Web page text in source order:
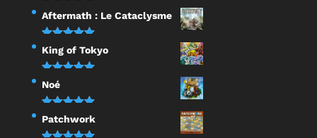
Note5.00
sur 5
Aftermath : Le Cataclysme
Note 5.00
sur 5
King of Tokyo
Note
sur 5
Noé
Note5.00
sur 5
Patchwork